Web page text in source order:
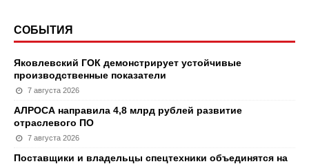
СОБЫТИЯ
Яковлевский ГОК демонстрирует устойчивые
производственные показатели
7 августа 2026
АЛРОСА направила 4,8 млрд рублей развитие
отраслевого ПО
7 августа 2026
Поставщики и владельцы спецтехники объединятся на